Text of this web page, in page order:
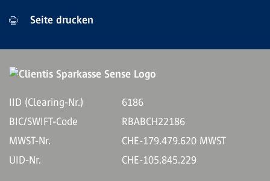
Seite drucken
IID (Clearing-Nr.)
6186
BIC/SWIFT-Code
RBABCH22186
MWST-Nr.
CHE-179.479.620 MWST
UID-Nr.
CHE-105.845.229